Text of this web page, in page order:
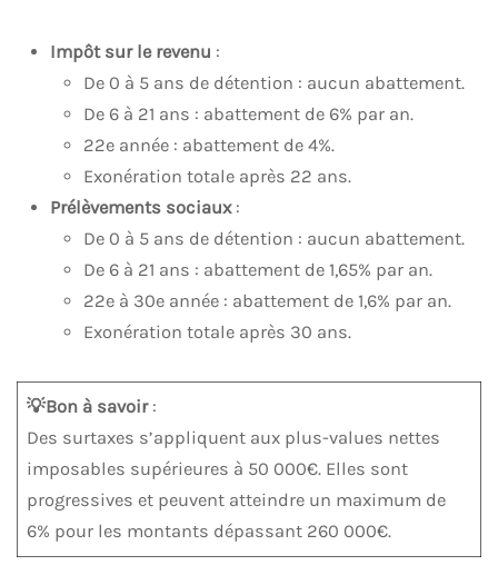
Impôt sur le revenu :
De 0 à 5 ans de détention : aucun abattement.
De 6 à 21 ans : abattement de 6% par an.
22e année : abattement de 4%.
Exonération totale après 22 ans.
Prélèvements sociaux:
De 0 à 5 ans de détention : aucun abattement.
De 6 à 21 ans : abattement de 1,65% par an.
22e à 30e année : abattement de 1,6% par an.
Exonération totale après 30 ans.
💡Bon à savoir:
Des surtaxes s’appliquent aux plus-values nettes
imposables supérieures à 50 000€. Elles sont
progressives et peuvent atteindre un maximum de
6% pour les montants dépassant 260 000€.